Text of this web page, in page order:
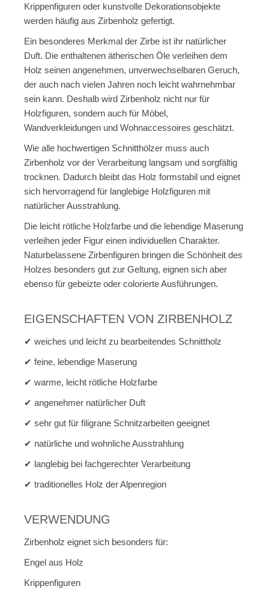
Krippenfiguren oder kunstvolle Dekorationsobjekte
werden häufig aus Zirbenholz gefertigt.
Ein besonderes Merkmal der Zirbe ist ihr natürlicher
Duft. Die enthaltenen ätherischen Öle verleihen dem
Holz seinen angenehmen, unverwechselbaren Geruch,
der auch nach vielen Jahren noch leicht wahrnehmbar
sein kann. Deshalb wird Zirbenholz nicht nur für
Holzfiguren, sondern auch für Möbel,
Wandverkleidungen und Wohnaccessoires geschätzt.
Wie alle hochwertigen Schnitthölzer muss auch
Zirbenholz vor der Verarbeitung langsam und sorgfältig
trocknen. Dadurch bleibt das Holz formstabil und eignet
sich hervorragend für langlebige Holzfiguren mit
natürlicher Ausstrahlung.
Die leicht rötliche Holzfarbe und die lebendige Maserung
verleihen jeder Figur einen individuellen Charakter.
Naturbelassene Zirbenfiguren bringen die Schönheit des
Holzes besonders gut zur Geltung, eignen sich aber
ebenso für gebeizte oder colorierte Ausführungen.
EIGENSCHAFTEN VON ZIRBENHOLZ
✔ weiches und leicht zu bearbeitendes Schnittholz
✔ feine, lebendige Maserung
✔ warme, leicht rötliche Holzfarbe
✔ angenehmer natürlicher Duft
✔ sehr gut für filigrane Schnitzarbeiten geeignet
✔ natürliche und wohnliche Ausstrahlung
✔ langlebig bei fachgerechter Verarbeitung
✔ traditionelles Holz der Alpenregion
VERWENDUNG
Zirbenholz eignet sich besonders für:
Engel aus Holz
Krippenfiguren